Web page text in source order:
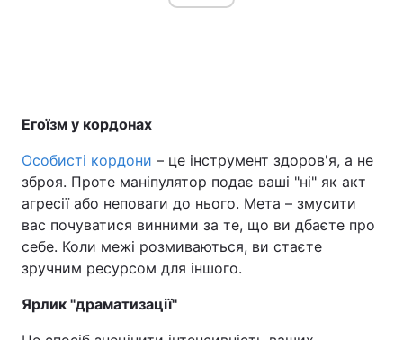
Егоїзм у кордонах
Особисті кордони – це інструмент здоров'я, а не
зброя. Проте маніпулятор подає ваші "ні" як акт
агресії або неповаги до нього. Мета – змусити
вас почуватися винними за те, що ви дбаєте про
себе. Коли межі розмиваються, ви стаєте
зручним ресурсом для іншого.
Ярлик "драматизації"